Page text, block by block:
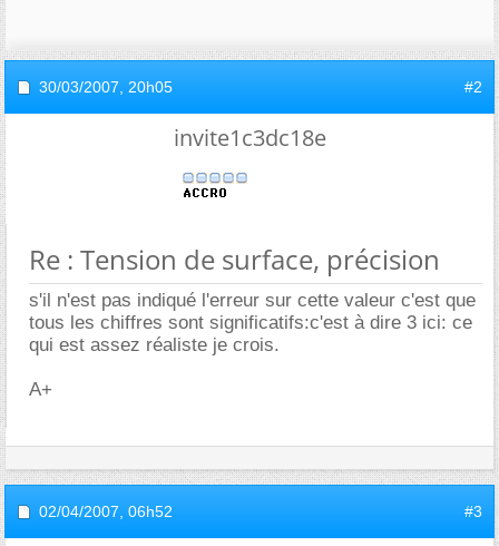
30/03/2007, 20h05 #2
invite1c3dc18e
Re : Tension de surface, précision
s'il n'est pas indiqué l'erreur sur cette valeur c'est que
tous les chiffres sont significatifs:c'est à dire 3 ici: ce
qui est assez réaliste je crois.
A+
02/04/2007, 06h52 #3